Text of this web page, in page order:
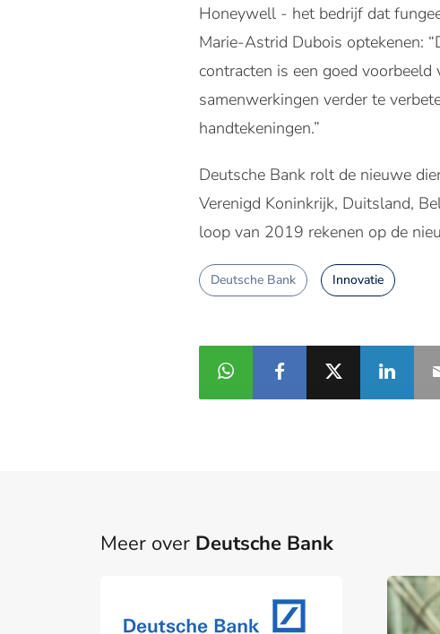
Honeywell - het bedrijf dat
Marie-Astrid Dubois optekenen:
contracten is een goed
samenwerkingen verder te
handtekeningen.”
Deutsche Bank rolt de nieuwe
Verenigd Koninkrijk, Duitsland,
loop van 2019 rekenen op de
Deutsche Bank Innovatie
Meer over Deutsche Bank